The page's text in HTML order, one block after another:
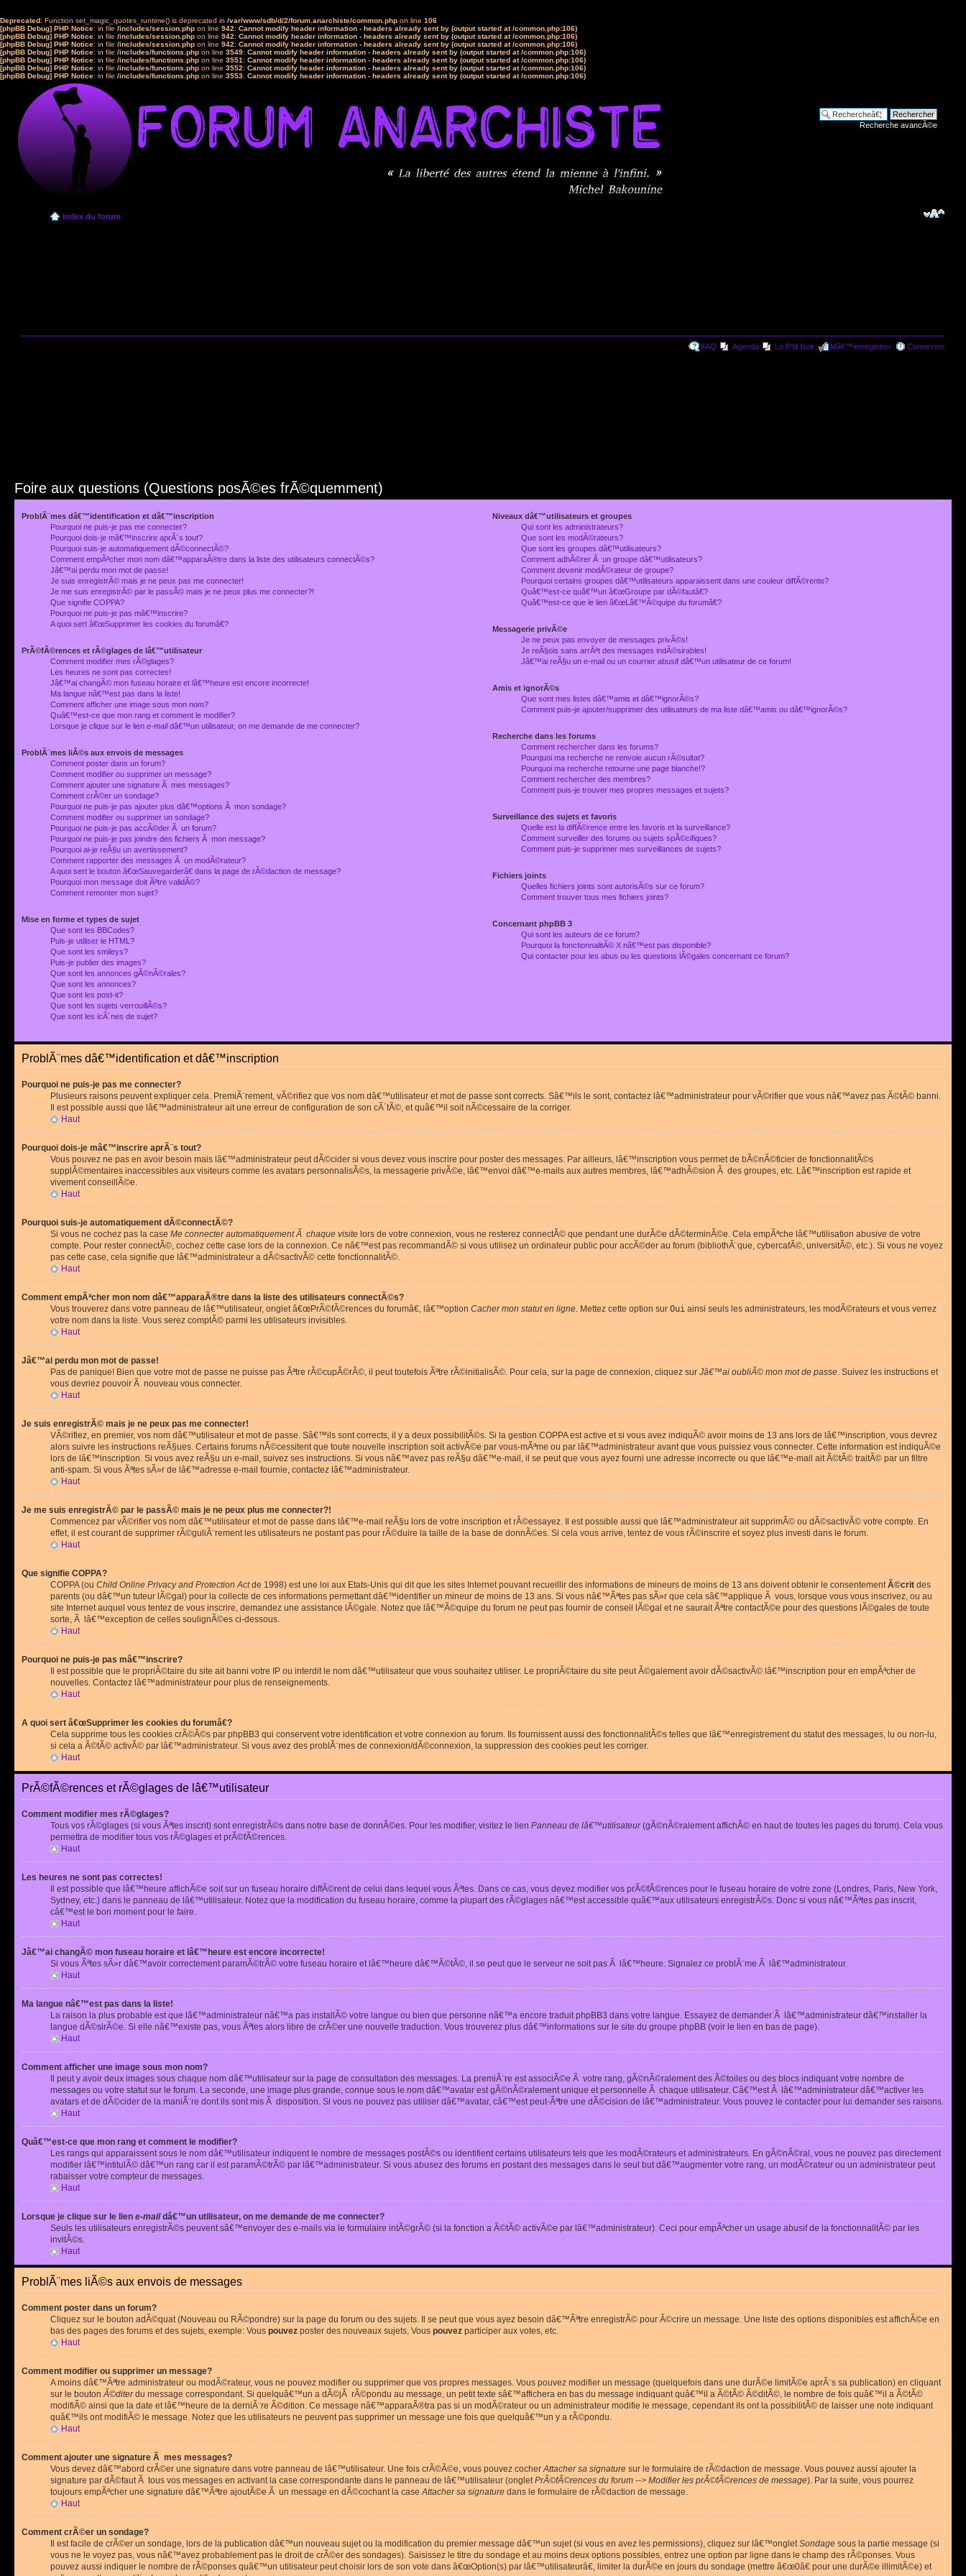
Deprecated: Function set_magic_quotes_runtime() is deprecated in /var/www/sdb/d/2/forum.anarchiste/common.php on line 106
[phpBB Debug] PHP Notice: in file /includes/session.php on line 942: Cannot modify header information - headers already sent by (output started at /common.php:106)
[phpBB Debug] PHP Notice: in file /includes/session.php on line 942: Cannot modify header information - headers already sent by (output started at /common.php:106)
[phpBB Debug] PHP Notice: in file /includes/session.php on line 942: Cannot modify header information - headers already sent by (output started at /common.php:106)
[phpBB Debug] PHP Notice: in file /includes/functions.php on line 3549: Cannot modify header information - headers already sent by (output started at /common.php:106)
[phpBB Debug] PHP Notice: in file /includes/functions.php on line 3551: Cannot modify header information - headers already sent by (output started at /common.php:106)
[phpBB Debug] PHP Notice: in file /includes/functions.php on line 3552: Cannot modify header information - headers already sent by (output started at /common.php:106)
[phpBB Debug] PHP Notice: in file /includes/functions.php on line 3553: Cannot modify header information - headers already sent by (output started at /common.php:106)
Recherche avancÃ©e
Index du forum
FAQ Agenda Le P'tit Noir Mâ€™enregistrer Connexion
Foire aux questions (Questions posÃ©es frÃ©quemment)
ProblÃ¨mes dâ€™identification et dâ€™inscription
Pourquoi ne puis-je pas me connecter?
Pourquoi dois-je mâ€™inscrire aprÃ¨s tout?
Pourquoi suis-je automatiquement dÃ©connectÃ©?
Comment empÃªcher mon nom dâ€™apparaÃ®tre dans la liste des utilisateurs connectÃ©s?
Jâ€™ai perdu mon mot de passe!
Je suis enregistrÃ© mais je ne peux pas me connecter!
Je me suis enregistrÃ© par le passÃ© mais je ne peux plus me connecter?!
Que signifie COPPA?
Pourquoi ne puis-je pas mâ€™inscrire?
A quoi sert â€œSupprimer les cookies du forumâ€?
PrÃ©fÃ©rences et rÃ©glages de lâ€™utilisateur
Comment modifier mes rÃ©glages?
Les heures ne sont pas correctes!
Jâ€™ai changÃ© mon fuseau horaire et lâ€™heure est encore incorrecte!
Ma langue nâ€™est pas dans la liste!
Comment afficher une image sous mon nom?
Quâ€™est-ce que mon rang et comment le modifier?
Lorsque je clique sur le lien e-maildâ€™un utilisateur, on me demande de me connecter?
ProblÃ¨mes liÃ©s aux envois de messages
Comment poster dans un forum?
Comment modifier ou supprimer un message?
Comment ajouter une signature Ã mes messages?
Comment crÃ©er un sondage?
Pourquoi ne puis-je pas ajouter plus dâ€™options Ã mon sondage?
Comment modifier ou supprimer un sondage?
Pourquoi ne puis-je pas accÃ©der Ã un forum?
Pourquoi ne puis-je pas joindre des fichiers Ã mon message?
Pourquoi ai-je reÃ§u un avertissement?
Comment rapporter des messages Ã un modÃ©rateur?
A quoi sert le bouton â€œSauvegarderâ€ dans la page de rÃ©daction de message?
Pourquoi mon message doit Ãªtre validÃ©?
Comment remonter mon sujet?
Mise en forme et types de sujet
Que sont les BBCodes?
Puis-je utiliser le HTML?
Que sont les smileys?
Puis-je publier des images?
Que sont les annonces gÃ©nÃ©rales?
Que sont les annonces?
Que sont les post-it?
Que sont les sujets verrouillÃ©s?
Que sont les icÃ´nes de sujet?
Niveaux dâ€™utilisateurs et groupes
Qui sont les administrateurs?
Que sont les modÃ©rateurs?
Que sont les groupes dâ€™utilisateurs?
Comment adhÃ©rer Ã un groupe dâ€™utilisateurs?
Comment devenir modÃ©rateur de groupe?
Pourquoi certains groupes dâ€™utilisateurs apparaissent dans une couleur diffÃ©rente?
Quâ€™est-ce quâ€™un â€œGroupe par dÃ©fautâ€?
Quâ€™est-ce que le lien â€œLâ€™Ã©quipe du forumâ€?
Messagerie privÃ©e
Je ne peux pas envoyer de messages privÃ©s!
Je reÃ§ois sans arrÃªt des messages indÃ©sirables!
Jâ€™ai reÃ§u un e-mail ou un courrier abusif dâ€™un utilisateur de ce forum!
Amis et ignorÃ©s
Que sont mes listes dâ€™amis et dâ€™ignorÃ©s?
Comment puis-je ajouter/supprimer des utilisateurs de ma liste dâ€™amis ou dâ€™ignorÃ©s?
Recherche dans les forums
Comment rechercher dans les forums?
Pourquoi ma recherche ne renvoie aucun rÃ©sultat?
Pourquoi ma recherche retourne une page blanche!?
Comment rechercher des membres?
Comment puis-je trouver mes propres messages et sujets?
Surveillance des sujets et favoris
Quelle est la diffÃ©rence entre les favoris et la surveillance?
Comment surveiller des forums ou sujets spÃ©cifiques?
Comment puis-je supprimer mes surveillances de sujets?
Fichiers joints
Quelles fichiers joints sont autorisÃ©s sur ce forum?
Comment trouver tous mes fichiers joints?
Concernant phpBB 3
Qui sont les auteurs de ce forum?
Pourquoi la fonctionnalitÃ© X nâ€™est pas disponible?
Qui contacter pour les abus ou les questions lÃ©gales concernant ce forum?
ProblÃ¨mes dâ€™identification et dâ€™inscription
Pourquoi ne puis-je pas me connecter?
Plusieurs raisons peuvent expliquer cela. PremiÃ¨rement, vÃ©rifiez que vos nom dâ€™utilisateur et mot de passe sont corrects. Sâ€™ils le sont, contactez lâ€™administrateur pour vÃ©rifier que vous nâ€™avez pas Ã©tÃ© banni.
Il est possible aussi que lâ€™administrateur ait une erreur de configuration de son cÃ´tÃ©, et quâ€™il soit nÃ©cessaire de la corriger.
Haut
Pourquoi dois-je mâ€™inscrire aprÃ¨s tout?
Vous pouvez ne pas en avoir besoin mais lâ€™administrateur peut dÃ©cider si vous devez vous inscrire pour poster des messages. Par ailleurs, lâ€™inscription vous permet de bÃ©nÃ©ficier de fonctionnalitÃ©s
supplÃ©mentaires inaccessibles aux visiteurs comme les avatars personnalisÃ©s, la messagerie privÃ©e, lâ€™envoi dâ€™e-mails aux autres membres, lâ€™adhÃ©sion Ã des groupes, etc. Lâ€™inscription est rapide et
vivement conseillÃ©e.
Haut
Pourquoi suis-je automatiquement dÃ©connectÃ©?
Si vous ne cochez pas la case Me connecter automatiquement Ã chaque visite lors de votre connexion, vous ne resterez connectÃ© que pendant une durÃ©e dÃ©terminÃ©e. Cela empÃªche lâ€™utilisation abusive de votre
compte. Pour rester connectÃ©, cochez cette case lors de la connexion. Ce nâ€™est pas recommandÃ© si vous utilisez un ordinateur public pour accÃ©der au forum (bibliothÃ¨que, cybercafÃ©, universitÃ©, etc.). Si vous ne voyez
pas cette case, cela signifie que lâ€™administrateur a dÃ©sactivÃ© cette fonctionnalitÃ©.
Haut
Comment empÃªcher mon nom dâ€™apparaÃ®tre dans la liste des utilisateurs connectÃ©s?
Vous trouverez dans votre panneau de lâ€™utilisateur, onglet â€œPrÃ©fÃ©rences du forumâ€, lâ€™option Cacher mon statut en ligne. Mettez cette option sur Oui ainsi seuls les administrateurs, les modÃ©rateurs et vous verrez
votre nom dans la liste. Vous serez comptÃ© parmi les utilisateurs invisibles.
Haut
Jâ€™ai perdu mon mot de passe!
Pas de panique! Bien que votre mot de passe ne puisse pas Ãªtre rÃ©cupÃ©rÃ©, il peut toutefois Ãªtre rÃ©initialisÃ©. Pour cela, sur la page de connexion, cliquez sur Jâ€™ai oubliÃ© mon mot de passe. Suivez les instructions et
vous devriez pouvoir Ã nouveau vous connecter.
Haut
Je suis enregistrÃ© mais je ne peux pas me connecter!
VÃ©rifiez, en premier, vos nom dâ€™utilisateur et mot de passe. Sâ€™ils sont corrects, il y a deux possibilitÃ©s. Si la gestion COPPA est active et si vous avez indiquÃ© avoir moins de 13 ans lors de lâ€™inscription, vous devrez
alors suivre les instructions reÃ§ues. Certains forums nÃ©cessitent que toute nouvelle inscription soit activÃ©e par vous-mÃªme ou par lâ€™administrateur avant que vous puissiez vous connecter. Cette information est indiquÃ©e
lors de lâ€™inscription. Si vous avez reÃ§u un e-mail, suivez ses instructions. Si vous nâ€™avez pas reÃ§u dâ€™e-mail, il se peut que vous ayez fourni une adresse incorrecte ou que lâ€™e-mail ait Ã©tÃ© traitÃ© par un filtre
anti-spam. Si vous Ãªtes sÃ»r de lâ€™adresse e-mail fournie, contactez lâ€™administrateur.
Haut
Je me suis enregistrÃ© par le passÃ© mais je ne peux plus me connecter?!
Commencez par vÃ©rifier vos nom dâ€™utilisateur et mot de passe dans lâ€™e-mail reÃ§u lors de votre inscription et rÃ©essayez. Il est possible aussi que lâ€™administrateur ait supprimÃ© ou dÃ©sactivÃ© votre compte. En
effet, il est courant de supprimer rÃ©guliÃ¨rement les utilisateurs ne postant pas pour rÃ©duire la taille de la base de donnÃ©es. Si cela vous arrive, tentez de vous rÃ©inscrire et soyez plus investi dans le forum.
Haut
Que signifie COPPA?
COPPA (ou Child Online Privacy and Protection Actde 1998) est une loi aux Etats-Unis qui dit que les sites Internet pouvant recueillir des informations de mineurs de moins de 13 ans doivent obtenir le consentementÃ©crit des
parents (ou dâ€™un tuteur lÃ©gal) pour la collecte de ces informations permettant dâ€™identifier un mineur de moins de 13 ans. Si vous nâ€™Ãªtes pas sÃ»r que cela sâ€™applique Ã vous, lorsque vous vous inscrivez, ou au
site Internet auquel vous tentez de vous inscrire, demandez une assistance lÃ©gale. Notez que lâ€™Ã©quipe du forum ne peut pas fournir de conseil lÃ©gal et ne saurait Ãªtre contactÃ©e pour des questions lÃ©gales de toute
sorte, Ã lâ€™exception de celles soulignÃ©es ci-dessous.
Haut
Pourquoi ne puis-je pas mâ€™inscrire?
Il est possible que le propriÃ©taire du site ait banni votre IP ou interdit le nom dâ€™utilisateur que vous souhaitez utiliser. Le propriÃ©taire du site peut Ã©galement avoir dÃ©sactivÃ© lâ€™inscription pour en empÃªcher de
nouvelles. Contactez lâ€™administrateur pour plus de renseignements.
Haut
A quoi sert â€œSupprimer les cookies du forumâ€?
Cela supprime tous les cookies crÃ©Ã©s par phpBB3 qui conservent votre identification et votre connexion au forum. Ils fournissent aussi des fonctionnalitÃ©s telles que lâ€™enregistrement du statut des messages, lu ou non-lu,
si cela a Ã©tÃ© activÃ© par lâ€™administrateur. Si vous avez des problÃ¨mes de connexion/dÃ©connexion, la suppression des cookies peut les corriger.
Haut
PrÃ©fÃ©rences et rÃ©glages de lâ€™utilisateur
Comment modifier mes rÃ©glages?
Tous vos rÃ©glages (si vous Ãªtes inscrit) sont enregistrÃ©s dans notre base de donnÃ©es. Pour les modifier, visitez le lien Panneau de lâ€™utilisateur(gÃ©nÃ©ralement affichÃ© en haut de toutes les pages du forum). Cela vous
permettra de modifier tous vos rÃ©glages et prÃ©fÃ©rences.
Haut
Les heures ne sont pas correctes!
Il est possible que lâ€™heure affichÃ©e soit sur un fuseau horaire diffÃ©rent de celui dans lequel vous Ãªtes. Dans ce cas, vous devez modifier vos prÃ©fÃ©rences pour le fuseau horaire de votre zone (Londres, Paris, New York,
Sydney, etc.) dans le panneau de lâ€™utilisateur. Notez que la modification du fuseau horaire, comme la plupart des rÃ©glages nâ€™est accessible quâ€™aux utilisateurs enregistrÃ©s. Donc si vous nâ€™Ãªtes pas inscrit,
câ€™est le bon moment pour le faire.
Haut
Jâ€™ai changÃ© mon fuseau horaire et lâ€™heure est encore incorrecte!
Si vous Ãªtes sÃ»r dâ€™avoir correctement paramÃ©trÃ© votre fuseau horaire et lâ€™heure dâ€™Ã©tÃ©, il se peut que le serveur ne soit pas Ã lâ€™heure. Signalez ce problÃ¨me Ã lâ€™administrateur.
Haut
Ma langue nâ€™est pas dans la liste!
La raison la plus probable est que lâ€™administrateur nâ€™a pas installÃ© votre langue ou bien que personne nâ€™a encore traduit phpBB3 dans votre langue. Essayez de demander Ã lâ€™administrateur dâ€™installer la
langue dÃ©sirÃ©e. Si elle nâ€™existe pas, vous Ãªtes alors libre de crÃ©er une nouvelle traduction. Vous trouverez plus dâ€™informations sur le site du groupe phpBB (voir le lien en bas de page).
Haut
Comment afficher une image sous mon nom?
Il peut y avoir deux images sous chaque nom dâ€™utilisateur sur la page de consultation des messages. La premiÃ¨re est associÃ©e Ã votre rang, gÃ©nÃ©ralement des Ã©toiles ou des blocs indiquant votre nombre de
messages ou votre statut sur le forum. La seconde, une image plus grande, connue sous le nom dâ€™avatar est gÃ©nÃ©ralement unique et personnelle Ã chaque utilisateur. Câ€™est Ã lâ€™administrateur dâ€™activer les
avatars et de dÃ©cider de la maniÃ¨re dont ils sont mis Ã disposition. Si vous ne pouvez pas utiliser dâ€™avatar, câ€™est peut-Ãªtre une dÃ©cision de lâ€™administrateur. Vous pouvez le contacter pour lui demander ses raisons.
Haut
Quâ€™est-ce que mon rang et comment le modifier?
Les rangs qui apparaissent sous le nom dâ€™utilisateur indiquent le nombre de messages postÃ©s ou identifient certains utilisateurs tels que les modÃ©rateurs et administrateurs. En gÃ©nÃ©ral, vous ne pouvez pas directement
modifier lâ€™intitulÃ© dâ€™un rang car il est paramÃ©trÃ© par lâ€™administrateur. Si vous abusez des forums en postant des messages dans le seul but dâ€™augmenter votre rang, un modÃ©rateur ou un administrateur peut
rabaisser votre compteur de messages.
Haut
Lorsque je clique sur le lien e-maildâ€™un utilisateur, on me demande de me connecter?
Seuls les utilisateurs enregistrÃ©s peuvent sâ€™envoyer des e-mails via le formulaire intÃ©grÃ© (si la fonction a Ã©tÃ© activÃ©e par lâ€™administrateur). Ceci pour empÃªcher un usage abusif de la fonctionnalitÃ© par les
invitÃ©s.
Haut
ProblÃ¨mes liÃ©s aux envois de messages
Comment poster dans un forum?
Cliquez sur le bouton adÃ©quat (Nouveau ou RÃ©pondre) sur la page du forum ou des sujets. Il se peut que vous ayez besoin dâ€™Ãªtre enregistrÃ© pour Ã©crire un message. Une liste des options disponibles est affichÃ©e en
bas des pages des forums et des sujets, exemple: Vous pouvez poster des nouveaux sujets, Vous pouvez participer aux votes, etc.
Haut
Comment modifier ou supprimer un message?
A moins dâ€™Ãªtre administrateur ou modÃ©rateur, vous ne pouvez modifier ou supprimer que vos propres messages. Vous pouvez modifier un message (quelquefois dans une durÃ©e limitÃ©e aprÃ¨s sa publication) en cliquant
sur le boutonÃ©diterdu message correspondant. Si quelquâ€™un a dÃ©jÃ rÃ©pondu au message, un petit texte sâ€™affichera en bas du message indiquant quâ€™il a Ã©tÃ© Ã©ditÃ©, le nombre de fois quâ€™il a Ã©tÃ©
modifiÃ© ainsi que la date et lâ€™heure de la derniÃ¨re Ã©dition. Ce message nâ€™apparaÃ®tra pas si un modÃ©rateur ou un administrateur modifie le message, cependant ils ont la possibilitÃ© de laisser une note indiquant
quâ€™ils ont modifiÃ© le message. Notez que les utilisateurs ne peuvent pas supprimer un message une fois que quelquâ€™un y a rÃ©pondu.
Haut
Comment ajouter une signature Ã mes messages?
Vous devez dâ€™abord crÃ©er une signature dans votre panneau de lâ€™utilisateur. Une fois crÃ©Ã©e, vous pouvez cocherAttacher sa signature sur le formulaire de rÃ©daction de message. Vous pouvez aussi ajouter la
signature par dÃ©faut Ã tous vos messages en activant la case correspondante dans le panneau de lâ€™utilisateur (ongletPrÃ©fÃ©rences du forum --> Modifier les prÃ©fÃ©rences de message). Par la suite, vous pourrez
toujours empÃªcher une signature dâ€™Ãªtre ajoutÃ©e Ã un message en dÃ©cochant la caseAttacher sa signature dans le formulaire de rÃ©daction de message.
Haut
Comment crÃ©er un sondage?
Il est facile de crÃ©er un sondage, lors de la publication dâ€™un nouveau sujet ou la modification du premier message dâ€™un sujet (si vous en avez les permissions), cliquez sur lâ€™ongletSondage sous la partie message (si
vous ne le voyez pas, vous nâ€™avez probablement pas le droit de crÃ©er des sondages). Saisissez le titre du sondage et au moins deux options possibles, entrez une option par ligne dans le champ des rÃ©ponses. Vous
pouvez aussi indiquer le nombre de rÃ©ponses quâ€™un utilisateur peut choisir lors de son vote dans â€œOption(s) par lâ€™utilisateurâ€, limiter la durÃ©e en jours du sondage (mettre â€œ0â€ pour une durÃ©e illimitÃ©e) et